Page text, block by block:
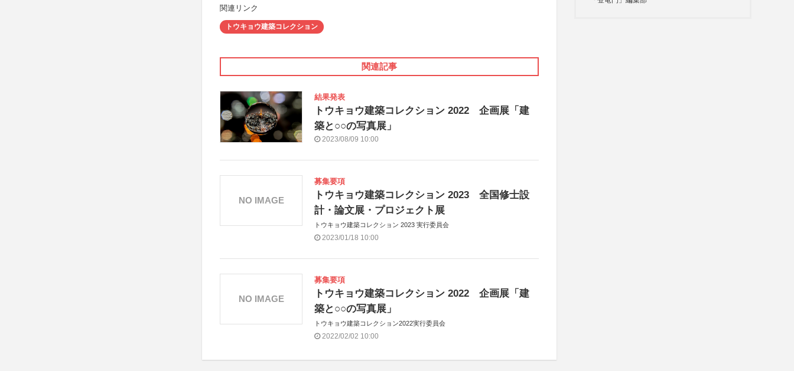
関連リンク
トウキョウ建築コレクション
関連記事
結果発表
トウキョウ建築コレクション 2022 企画展「建
築と○○の写真展」
2023/08/09 10:00
募集要項
トウキョウ建築コレクション 2023 全国修士設
計・論文展・プロジェクト展
トウキョウ建築コレクション 2023 実行委員会
2023/01/18 10:00
NO IMAGE
募集要項
トウキョウ建築コレクション 2022 企画展「建
築と○○の写真展」
トウキョウ建築コレクション2022実行委員会
2022/02/02 10:00
NO IMAGE